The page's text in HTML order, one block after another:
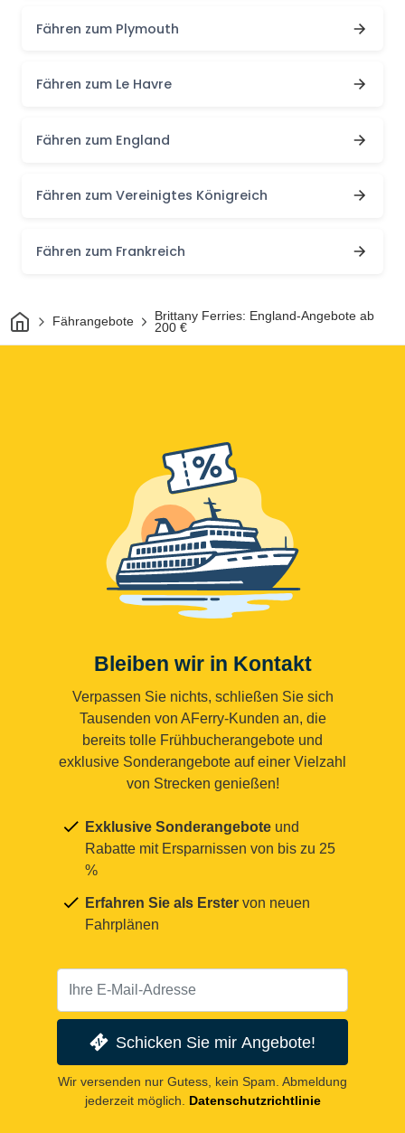
Fähren zum Plymouth
Fähren zum Le Havre
Fähren zum England
Fähren zum Vereinigtes Königreich
Fähren zum Frankreich
HeimFährangebote
Brittany Ferries: England-Angebote ab
200 €
Bleiben wir in Kontakt
Verpassen Sie nichts, schließen Sie sich
Tausenden von AFerry-Kunden an, die
bereits tolle Frühbucherangebote und
exklusive Sonderangebote auf einer Vielzahl
von Strecken genießen!
Exklusive Sonderangebote und
Rabatte mit Ersparnissen von bis zu 25
%
Erfahren Sie als Erster von neuen
Fahrplänen
Schicken Sie mir Angebote!
Wir versenden nur Gutess, kein Spam. Abmeldung
jederzeit möglich. Datenschutzrichtlinie